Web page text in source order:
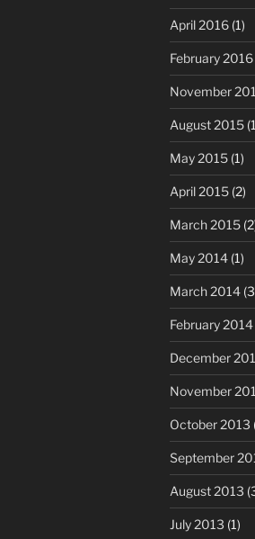
April 2016(1)
February 2016
November
August 2015
May 2015(1)
April 2015(2)
March 2015
May 2014(1)
March 2014
February 2014
December
November
October 2013
September
August 2013
July 2013 (1)